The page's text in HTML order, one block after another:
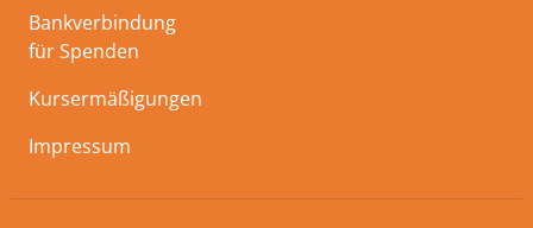
Bankverbindung
für Spenden
Kursermäßigungen
Impressum